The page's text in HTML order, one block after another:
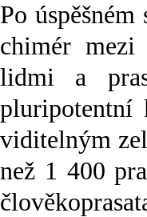
Po
chimér mezi
lidmi a
pluripotentní
viditelným
než 1 400